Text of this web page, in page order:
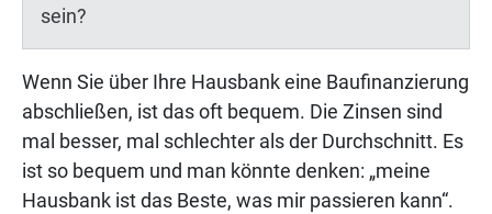
sein?
Wenn Sie über Ihre Hausbank eine Baufinanzierung
abschließen, ist das oft bequem. Die Zinsen sind
mal besser, mal schlechter als der Durchschnitt. Es
ist so bequem und man könnte denken: „meine
Hausbank ist das Beste, was mir passieren kann“.